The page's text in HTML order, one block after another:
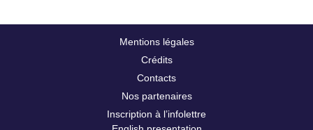
Mentions légales
Crédits
Contacts
Nos partenaires
Inscription à l’infolettre